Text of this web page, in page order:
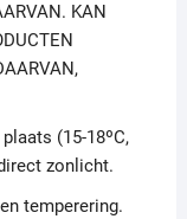
KAN
(15-18ºC,
zonlicht.
temperering.